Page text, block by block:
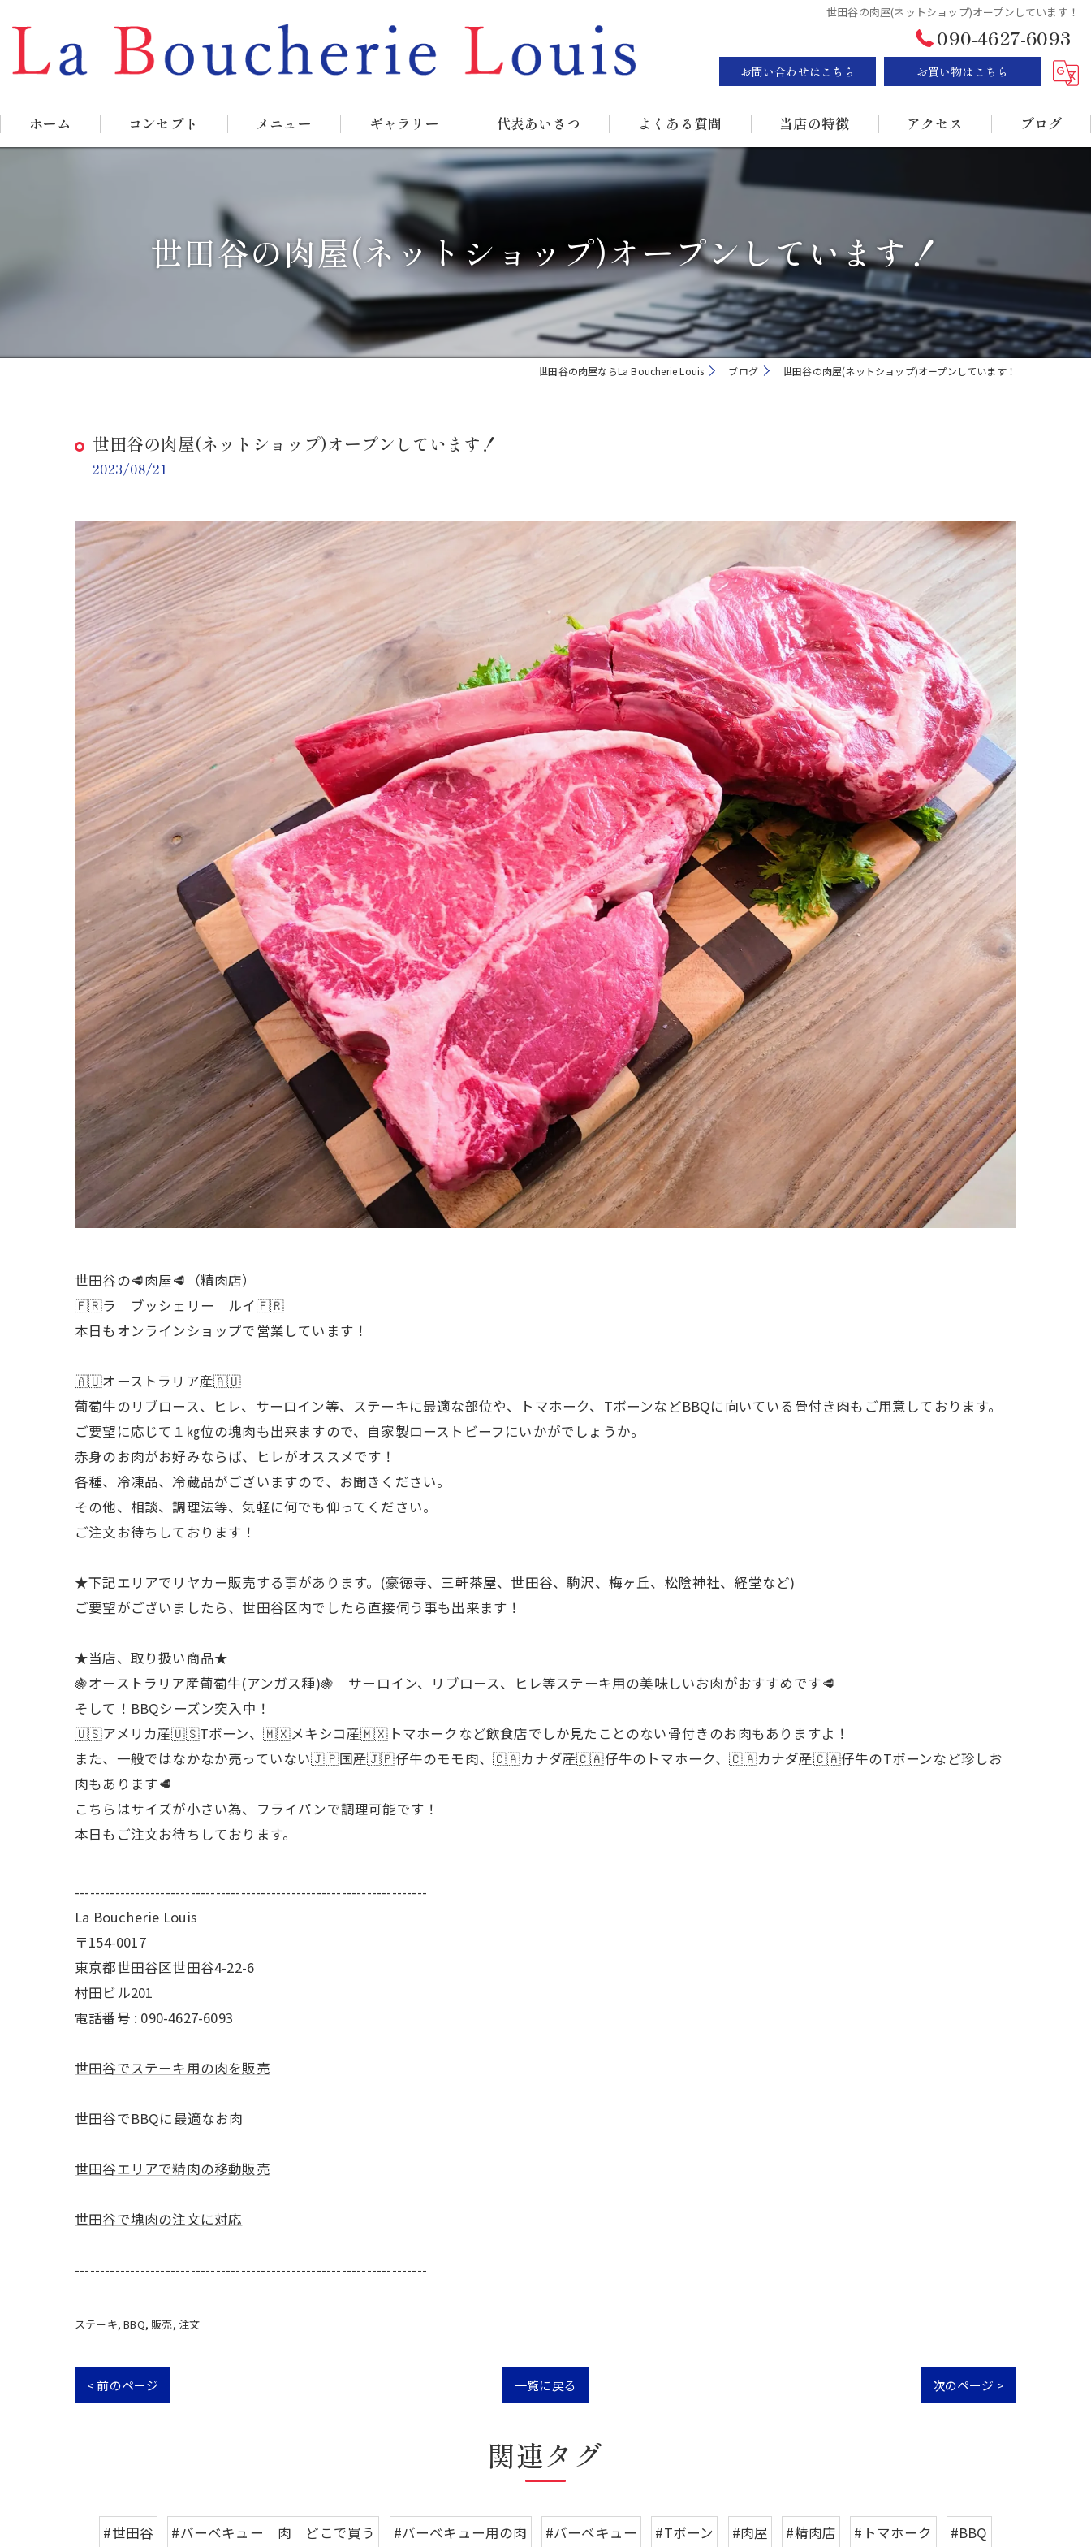
世田谷の肉屋(ネットショップ)オープンしています！
090-4627-6093
お問い合わせはこちら お買い物はこちら
ホーム コンセプト メニュー ギャラリー 代表あいさつ よくある質問 当店の特徴
ステーキ
BBQ
販売
持ち帰り
アクセス ブログ
世田谷の肉屋(ネットショップ)オープンしています！
世田谷の肉屋ならLa Boucherie Louis ブログ 世田谷の肉屋(ネットショップ)オープンしています！
世田谷の肉屋(ネットショップ)オープンしています！
2023/08/21
世田谷の🥩肉屋🥩（精肉店）
🇫🇷ラ ブッシェリー ルイ🇫🇷
本日もオンラインショップで営業しています！
🇦🇺オーストラリア産🇦🇺
葡萄牛のリブロース、ヒレ、サーロイン等、ステーキに最適な部位や、トマホーク、TボーンなどBBQに向いている骨付き肉もご用意しております。
ご要望に応じて１㎏位の塊肉も出来ますので、自家製ローストビーフにいかがでしょうか。
赤身のお肉がお好みならば、ヒレがオススメです！
各種、冷凍品、冷蔵品がございますので、お聞きください。
その他、相談、調理法等、気軽に何でも仰ってください。
ご注文お待ちしております！
★下記エリアでリヤカー販売する事があります。(豪徳寺、三軒茶屋、世田谷、駒沢、梅ヶ丘、松陰神社、経堂など)
ご要望がございましたら、世田谷区内でしたら直接伺う事も出来ます！
★当店、取り扱い商品★
🍇オーストラリア産葡萄牛(アンガス種)🍇 サーロイン、リブロース、ヒレ等ステーキ用の美味しいお肉がおすすめです🥩
そして！BBQシーズン突入中！
🇺🇸アメリカ産🇺🇸Tボーン、🇲🇽メキシコ産🇲🇽トマホークなど飲食店でしか見たことのない骨付きのお肉もありますよ！
また、一般ではなかなか売っていない🇯🇵国産🇯🇵仔牛のモモ肉、🇨🇦カナダ産🇨🇦仔牛のトマホーク、🇨🇦カナダ産🇨🇦仔牛のTボーンなど珍しお
肉もあります🥩
こちらはサイズが小さい為、フライパンで調理可能です！
本日もご注文お待ちしております。
----------------------------------------------------------------------
La Boucherie Louis
〒154-0017
東京都世田谷区世田谷4-22-6
村田ビル201
電話番号 : 090-4627-6093
世田谷でステーキ用の肉を販売
世田谷でBBQに最適なお肉
世田谷エリアで精肉の移動販売
世田谷で塊肉の注文に対応
----------------------------------------------------------------------
ステーキ BBQ 販売 注文
< 前のページ 一覧に戻る 次のページ >
関連タグ
#世田谷 #バーベキュー 肉 どこで買う #バーベキュー用の肉 #バーベキュー #Tボーン #肉屋 #精肉店 #トマホーク #BBQ